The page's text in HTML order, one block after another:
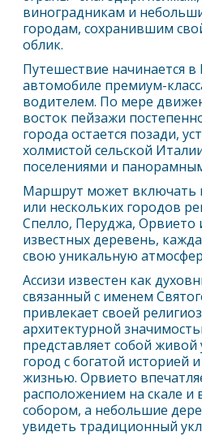
виноградникам и
городам, сохранившим
облик.
Путешествие начинается в
автомобиле премиум-
водителем. По мере
восток пейзажи
города остается позади,
холмистой сельской
поселениями и
Маршрут может включать
или нескольких городов
Спелло, Перуджа, Орвието
известных деревень,
свою уникальную
Ассизи известен как
связанный с именем
привлекает своей
архитектурной
представляет собой живой
город с богатой историей
жизнью. Орвието
расположением на скале
собором, а небольшие
увидеть традиционный